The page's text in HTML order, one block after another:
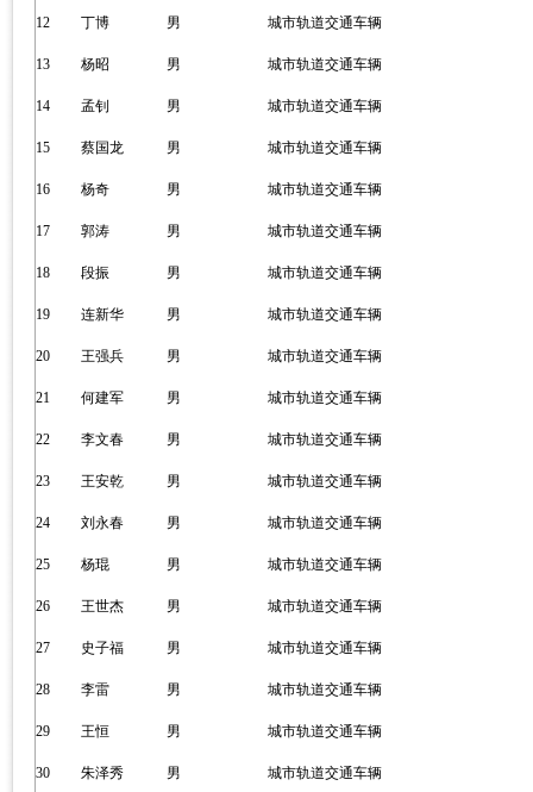
12 丁博 男 城市轨道交通车辆
13 杨昭 男 城市轨道交通车辆
14 孟钊 男 城市轨道交通车辆
15 蔡国龙 男 城市轨道交通车辆
16 杨奇 男 城市轨道交通车辆
17 郭涛 男 城市轨道交通车辆
18 段振 男 城市轨道交通车辆
19 连新华 男 城市轨道交通车辆
20 王强兵 男 城市轨道交通车辆
21 何建军 男 城市轨道交通车辆
22 李文春 男 城市轨道交通车辆
23 王安乾 男 城市轨道交通车辆
24 刘永春 男 城市轨道交通车辆
25 杨琨 男 城市轨道交通车辆
26 王世杰 男 城市轨道交通车辆
27 史子福 男 城市轨道交通车辆
28 李雷 男 城市轨道交通车辆
29 王恒 男 城市轨道交通车辆
30 朱泽秀 男 城市轨道交通车辆